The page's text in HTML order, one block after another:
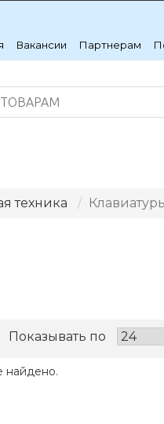
Вакансии Партнерам
техника
Показывать по
найдено.